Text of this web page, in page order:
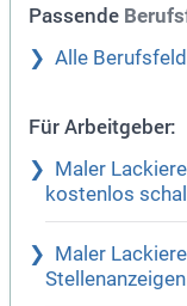
Passende
Alle
Für Arbeitgeber:
Maler
kostenlos
Maler